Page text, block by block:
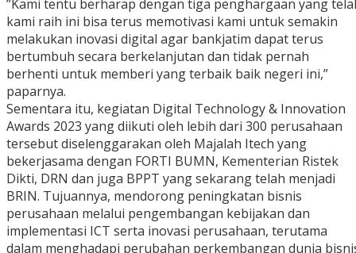
”Kami tentu berharap dengan tiga penghargaan yang
kami raih ini bisa terus memotivasi kami untuk semakin
melakukan inovasi digital agar bankjatim dapat terus
bertumbuh secara berkelanjutan dan tidak pernah
berhenti untuk memberi yang terbaik baik negeri ini,”
paparnya.
Sementara itu, kegiatan Digital Technology & Innovation
Awards 2023 yang diikuti oleh lebih dari 300 perusahaan
tersebut diselenggarakan oleh Majalah Itech yang
bekerjasama dengan FORTI BUMN, Kementerian Ristek
Dikti, DRN dan juga BPPT yang sekarang telah menjadi
BRIN. Tujuannya, mendorong peningkatan bisnis
perusahaan melalui pengembangan kebijakan dan
implementasi ICT serta inovasi perusahaan, terutama
dalam menghadapi perubahan perkembangan dunia